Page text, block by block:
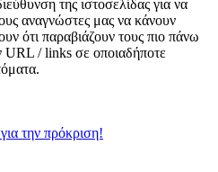
της ιστοσελίδας για να
αναγνώστες μας να κάνουν
ότι παραβιάζουν τους πιο πάνω
URL / links σε οποιαδήποτε
την πρόκριση!